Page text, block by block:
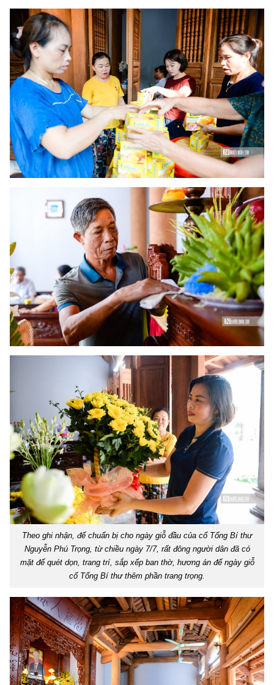
Theo ghi nhận, để chuẩn bị cho ngày giỗ đầu của cố Tổng Bí thư
Nguyễn Phú Trọng, từ chiều ngày 7/7, rất đông người dân đã có
mặt để quét dọn, trang trí, sắp xếp ban thờ, hương án để ngày giỗ
cố Tổng Bí thư thêm phần trang trọng.